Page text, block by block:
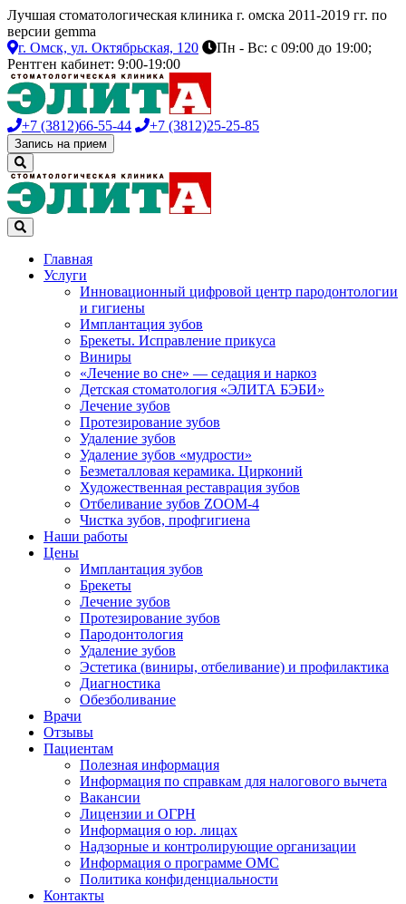
Лучшая стоматологическая клиника г. омска 2011-2019 гг. по
версии gemma
г. Омск, ул. Октябрьская, 120
Пн - Вс: с 09:00 до 19:00;
Рентген кабинет: 9:00-19:00
+7 (3812)66-55-44 +7 (3812)25-25-85
Запись на прием
Главная
Услуги
Инновационный цифровой центр пародонтологии
и гигиены
Имплантация зубов
Брекеты. Исправление прикуса
Виниры
«Лечение во сне» — седация и наркоз
Детская стоматология «ЭЛИТА БЭБИ»
Лечение зубов
Протезирование зубов
Удаление зубов
Удаление зубов «мудрости»
Безметалловая керамика. Цирконий
Художественная реставрация зубов
Отбеливание зубов ZOOM-4
Чистка зубов, профгигиена
Наши работы
Цены
Имплантация зубов
Брекеты
Лечение зубов
Протезирование зубов
Пародонтология
Удаление зубов
Эстетика (виниры, отбеливание) и профилактика
Диагностика
Обезболивание
Врачи
Отзывы
Пациентам
Полезная информация
Информация по справкам для налогового вычета
Вакансии
Лицензии и ОГРН
Информация о юр. лицах
Надзорные и контролирующие организации
Информация о программе ОМС
Политика конфиденциальности
Контакты